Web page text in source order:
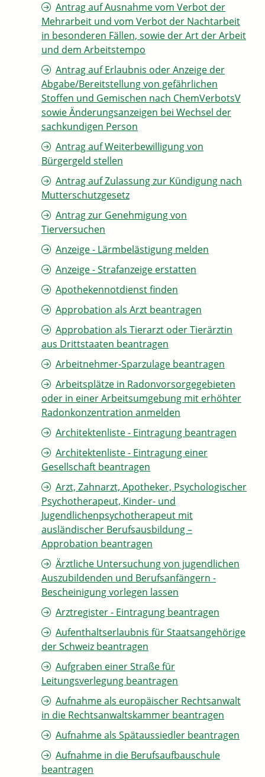
Antrag auf Ausnahme vom Verbot der
Mehrarbeit und vom Verbot der Nachtarbeit
in besonderen Fällen, sowie der Art der Arbeit
und dem Arbeitstempo
Antrag auf Erlaubnis oder Anzeige der
Abgabe/Bereitstellung von gefährlichen
Stoffen und Gemischen nach ChemVerbotsV
sowie Änderungsanzeigen bei Wechsel der
sachkundigen Person
Antrag auf Weiterbewilligung von
Bürgergeld stellen
Antrag auf Zulassung zur Kündigung nach
Mutterschutzgesetz
Antrag zur Genehmigung von
Tierversuchen
Anzeige - Lärmbelästigung melden
Anzeige - Strafanzeige erstatten
Apothekennotdienst finden
Approbation als Arzt beantragen
Approbation als Tierarzt oder Tierärztin
aus Drittstaaten beantragen
Arbeitnehmer-Sparzulage beantragen
Arbeitsplätze in Radonvorsorgegebieten
oder in einer Arbeitsumgebung mit erhöhter
Radonkonzentration anmelden
Architektenliste - Eintragung beantragen
Architektenliste - Eintragung einer
Gesellschaft beantragen
Arzt, Zahnarzt, Apotheker, Psychologischer
Psychotherapeut, Kinder- und
Jugendlichenpsychotherapeut mit
ausländischer Berufsausbildung –
Approbation beantragen
Ärztliche Untersuchung von jugendlichen
Auszubildenden und Berufsanfängern -
Bescheinigung vorlegen lassen
Arztregister - Eintragung beantragen
Aufenthaltserlaubnis für Staatsangehörige
der Schweiz beantragen
Aufgraben einer Straße für
Leitungsverlegung beantragen
Aufnahme als europäischer Rechtsanwalt
in die Rechtsanwaltskammer beantragen
Aufnahme als Spätaussiedler beantragen
Aufnahme in die Berufsaufbauschule
beantragen